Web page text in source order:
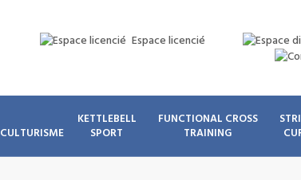
Espace licencié
CULTURISME
KETTLEBELL
SPORT
FUNCTIONAL CROSS
TRAINING